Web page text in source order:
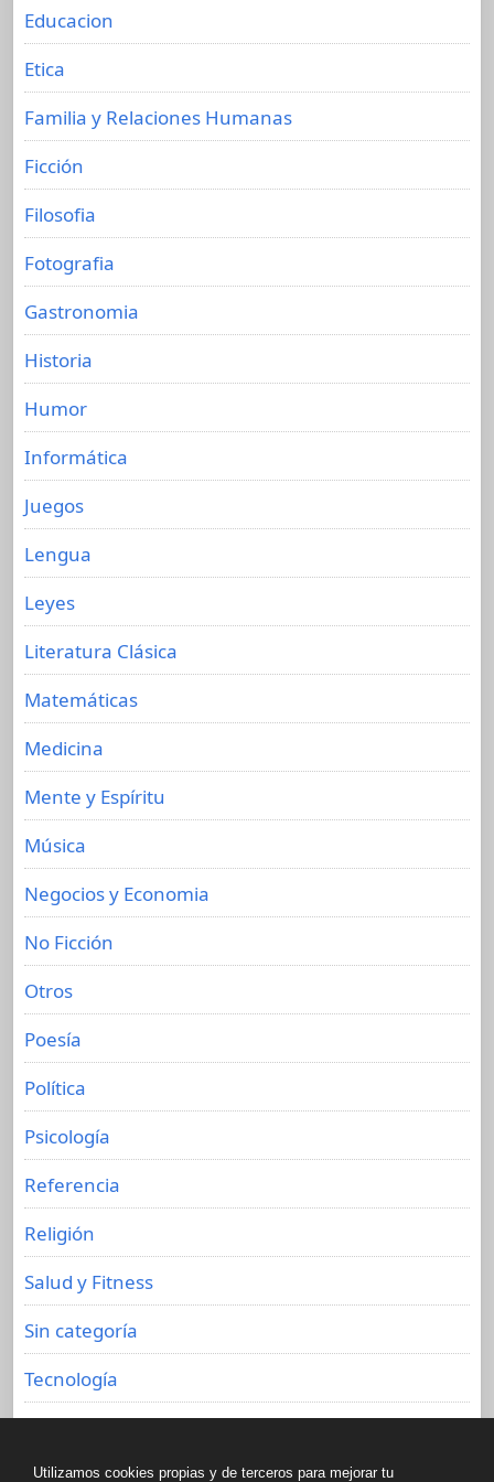
Educacion
Etica
Familia y Relaciones Humanas
Ficción
Filosofia
Fotografia
Gastronomia
Historia
Humor
Informática
Juegos
Lengua
Leyes
Literatura Clásica
Matemáticas
Medicina
Mente y Espíritu
Música
Negocios y Economia
No Ficción
Otros
Poesía
Política
Psicología
Referencia
Religión
Salud y Fitness
Sin categoría
Tecnología
Utilizamos cookies propias y de terceros para mejorar tu